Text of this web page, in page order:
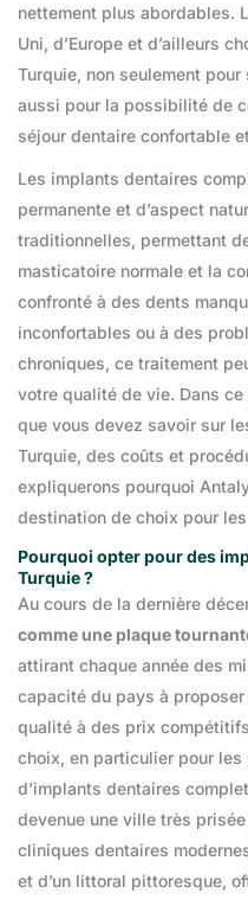
nettement plus abordables.
Uni, d’Europe et d’ailleurs
Turquie, non seulement
aussi pour la possibilité de
séjour dentaire confortable
Les implants dentaires
permanente et d’aspect
traditionnelles, permettant
masticatoire normale et la
confronté à des dents
inconfortables ou à des
chroniques, ce traitement
votre qualité de vie. Dans
que vous devez savoir sur
Turquie, des coûts et
expliquerons pourquoi
destination de choix pour
Pourquoi opter pour des
Turquie ?
Au cours de la dernière
comme une plaque
attirant chaque année des
capacité du pays à
qualité à des prix
choix, en particulier pour
d’implants dentaires
devenue une ville très
cliniques dentaires
et d’un littoral pittoresque,